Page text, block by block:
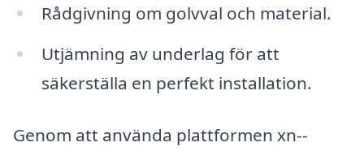
Rådgivning om golvval och material.
Utjämning av underlag för att
säkerställa en perfekt installation.
Genom att använda plattformen xn--